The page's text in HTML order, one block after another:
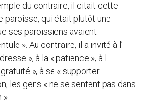
du contraire, il citait cette
paroisse, qui était plutôt une
ses paroissiens avaient
». Au contraire, il a invité à l’
», à la « patience », à l’
», à se « supporter
les gens « ne se sentent pas dans